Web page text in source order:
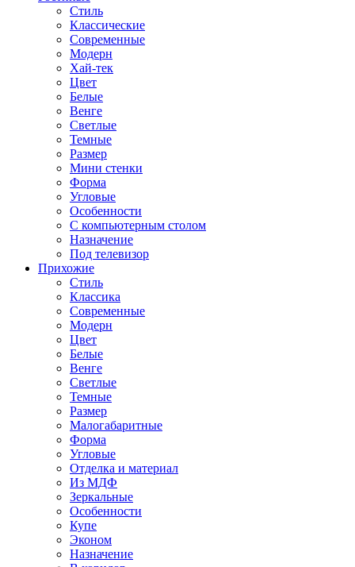
Стиль
Классические
Современные
Модерн
Хай-тек
Цвет
Белые
Венге
Светлые
Темные
Размер
Мини стенки
Форма
Угловые
Особенности
С компьютерным столом
Назначение
Под телевизор
Прихожие
Стиль
Классика
Современные
Модерн
Цвет
Белые
Венге
Светлые
Темные
Размер
Малогабаритные
Форма
Угловые
Отделка и материал
Из МДФ
Зеркальные
Особенности
Купе
Эконом
Назначение